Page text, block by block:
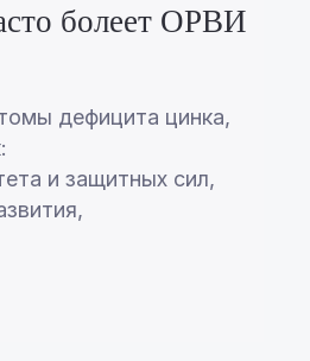
болеет ОРВИ
дефицита цинка,
и защитных сил,